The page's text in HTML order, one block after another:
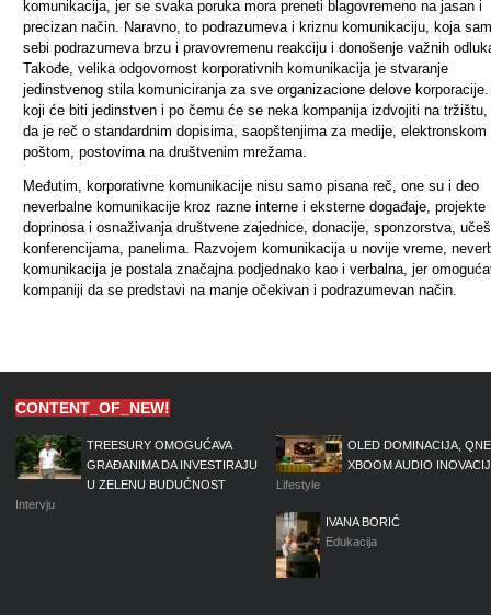
komunikacija, jer se svaka poruka mora preneti blagovremeno na jasan i
precizan način. Naravno, to podrazumeva i kriznu komunikaciju, koja
sebi podrazumeva brzu i pravovremenu reakciju i donošenje važnih
Takođe, velika odgovornost korporativnih komunikacija je stvaranje
jedinstvenog stila komuniciranja za sve organizacione delove
koji će biti jedinstven i po čemu će se neka kompanija izdvojiti na tržištu,
da je reč o standardnim dopisima, saopštenjima za medije, elektronskom
poštom, postovima na društvenim mrežama.
Međutim, korporativne komunikacije nisu samo pisana reč, one su i deo
neverbalne komunikacije kroz razne interne i eksterne događaje, projekte
doprinosa i osnaživanja društvene zajednice, donacije, sponzorstva,
konferencijama, panelima. Razvojem komunikacija u novije vreme,
komunikacija je postala značajna podjednako kao i verbalna, jer
kompaniji da se predstavi na manje očekivan i podrazumevan način.
CONTENT_OF_NEW!
TREESURY OMOGUĆAVA
GRAĐANIMA DA INVESTIRAJU
U ZELENU BUDUĆNOST
Intervju
OLED DOMINACIJA,
XBOOM AUDIO
Lifestyle
IVANA BORIĆ
Edukacija